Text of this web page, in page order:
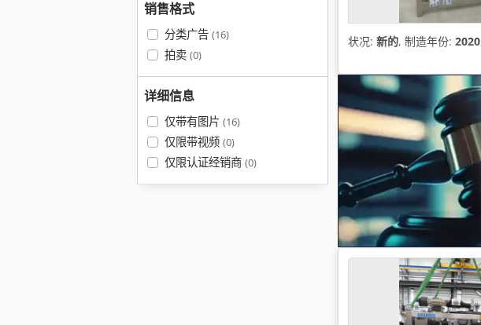
销售格式
分类广告 (16)
拍卖 (0)
详细信息
仅带有图片 (16)
仅限带视频 (0)
仅限认证经销商 (0)
状况: 新的, 制造年份: 2020